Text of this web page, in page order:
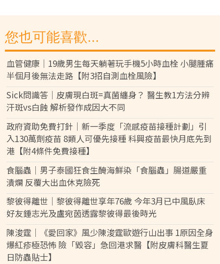
您也可能喜歡...
血管健康｜19歲男生每天躺著玩手機5小時血栓 小腿腫痛
半個月後無法走路【附3招自測血栓風險】
Sick問識答｜皮膚現白斑=真菌纏身？ 醫生教1方法分辨
汗斑vs白蝕 解析發作成因大不同
政府資助免費打針｜新一季度「流感疫苗接種計劃」引
入130萬劑疫苗 8類人可優先接種 科興疫苗最快月底先到
港【附4條件免費接種】
食腦蟲｜男子泰國狂食生醃海鮮染「食腦蟲」腸道嚴重
潰爛 反覆大出血休克險死
黎彼得離世｜黎彼得離世享年76歲 今年3月已中風臥床
好友鍾志光及盧宛茵透露黎彼得最後時光
陳浚霆｜《愛回家》風少陳浚霆歐遊行山出事 1原因全身
爆紅疹極恐怖 險「毀容」急回港求醫【附皮膚科醫生夏
日防蟲貼士】